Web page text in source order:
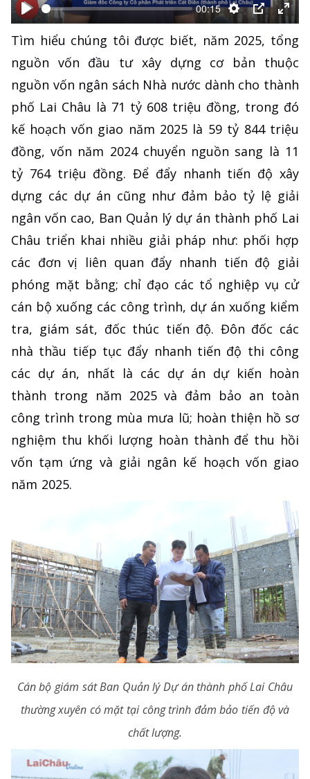
Bắt
đầu
00:15
Thiết
lập
PIP
Bắt
đầu
Tìm hiểu chúng tôi được biết, năm 2025, tổng
nguồn vốn đầu tư xây dựng cơ bản thuộc
nguồn vốn ngân sách Nhà nước dành cho thành
phố Lai Châu là 71 tỷ 608 triệu đồng, trong đó
kế hoạch vốn giao năm 2025 là 59 tỷ 844 triệu
đồng, vốn năm 2024 chuyển nguồn sang là 11
tỷ 764 triệu đồng. Để đẩy nhanh tiến độ xây
dựng các dự án cũng như đảm bảo tỷ lệ giải
ngân vốn cao, Ban Quản lý dự án thành phố Lai
Châu triển khai nhiều giải pháp như: phối hợp
các đơn vị liên quan đẩy nhanh tiến độ giải
phóng mặt bằng; chỉ đạo các tổ nghiệp vụ cử
cán bộ xuống các công trình, dự án xuống kiểm
tra, giám sát, đốc thúc tiến độ. Đôn đốc các
nhà thầu tiếp tục đẩy nhanh tiến độ thi công
các dự án, nhất là các dự án dự kiến hoàn
thành trong năm 2025 và đảm bảo an toàn
công trình trong mùa mưa lũ; hoàn thiện hồ sơ
nghiệm thu khối lượng hoàn thành để thu hồi
vốn tạm ứng và giải ngân kế hoạch vốn giao
năm 2025.
Cán bộ giám sát Ban Quản lý Dự án thành phố Lai Châu
thường xuyên có mặt tại công trình đảm bảo tiến độ và
chất lượng.